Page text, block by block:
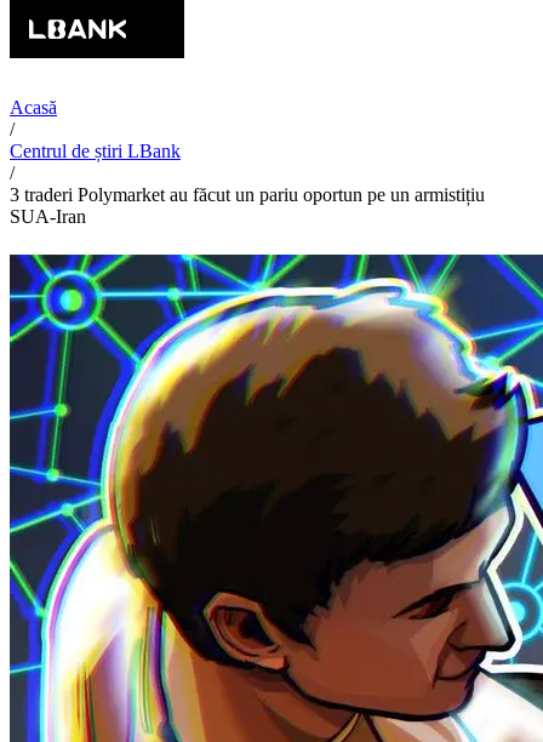
Acasă
/
Centrul de știri LBank
/
3 traderi Polymarket au făcut un pariu oportun pe un armistițiu
SUA-Iran